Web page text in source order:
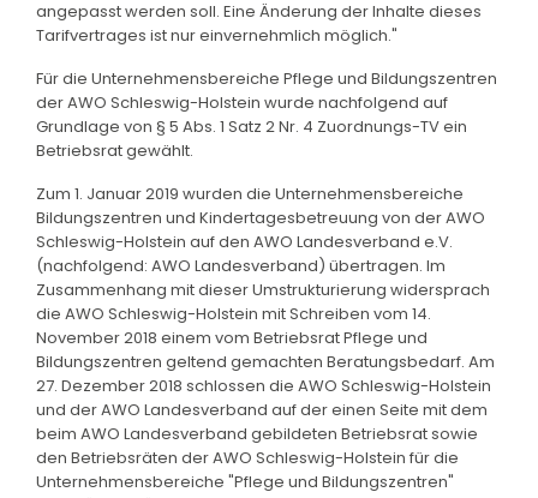
angepasst werden soll. Eine Änderung der Inhalte dieses
Tarifvertrages ist nur einvernehmlich möglich."
Für die Unternehmensbereiche Pflege und Bildungszentren
der AWO Schleswig-Holstein wurde nachfolgend auf
Grundlage von § 5 Abs. 1 Satz 2 Nr. 4 Zuordnungs-TV ein
Betriebsrat gewählt.
Zum 1. Januar 2019 wurden die Unternehmensbereiche
Bildungszentren und Kindertagesbetreuung von der AWO
Schleswig-Holstein auf den AWO Landesverband e.V.
(nachfolgend: AWO Landesverband) übertragen. Im
Zusammenhang mit dieser Umstrukturierung widersprach
die AWO Schleswig-Holstein mit Schreiben vom 14.
November 2018 einem vom Betriebsrat Pflege und
Bildungszentren geltend gemachten Beratungsbedarf. Am
27. Dezember 2018 schlossen die AWO Schleswig-Holstein
und der AWO Landesverband auf der einen Seite mit dem
beim AWO Landesverband gebildeten Betriebsrat sowie
den Betriebsräten der AWO Schleswig-Holstein für die
Unternehmensbereiche "Pflege und Bildungszentren"